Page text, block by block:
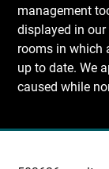
management
displayed in
rooms in which
up to date. We
caused while
Recherche